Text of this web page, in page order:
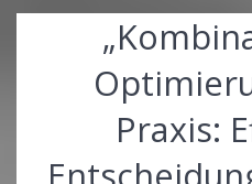
Praxis: